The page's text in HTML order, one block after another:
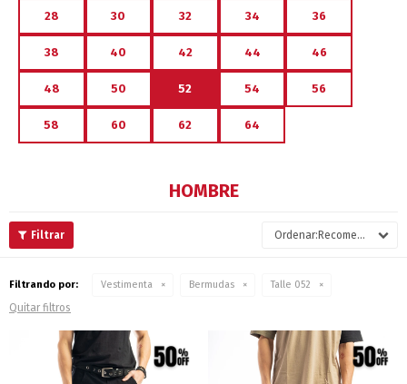
28 30 32 34 36
38 40 42 44 46
48 50 52 54 56
58 60 62 64
HOMBRE
Recomendados
Filtrando por: Vestimenta Bermudas Talle 052
Quitar filtros